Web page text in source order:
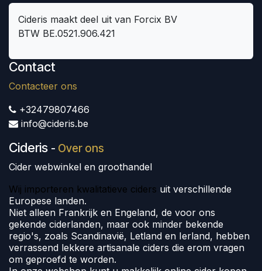
Cideris maakt deel uit van Forcix BV
BTW BE.0521.906.421
Contact
Contacteer ons
+32479807466
info@cideris.be
Cideris - Over ons
Cider webwinkel en groothandel
Wij importeren kwalitatieve ciders uit verschillende
Europese landen.
Niet alleen Frankrijk en Engeland, de voor ons
gekende ciderlanden, maar ook minder bekende
regio's, zoals Scandinavië, Letland en Ierland, hebben
verrassend lekkere artisanale ciders die erom vragen
om geproefd te worden.